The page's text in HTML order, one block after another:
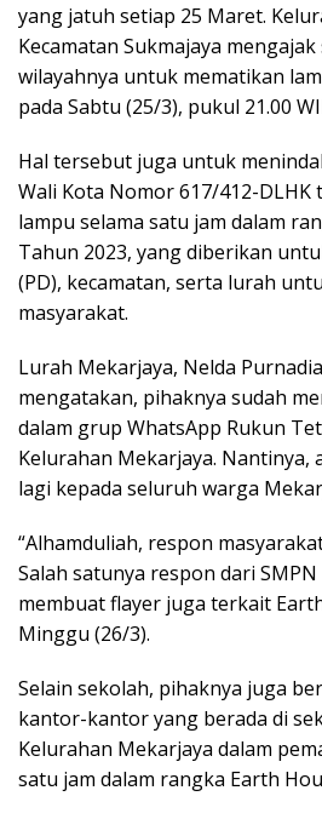
yang jatuh setiap 25 Maret.
Kecamatan Sukmajaya
wilayahnya untuk mematikan
pada Sabtu (25/3), pukul 21.00
Hal tersebut juga untuk
Wali Kota Nomor 617/412-DLHK
lampu selama satu jam dalam
Tahun 2023, yang diberikan
(PD), kecamatan, serta lurah
masyarakat.
Lurah Mekarjaya, Nelda
mengatakan, pihaknya sudah
dalam grup WhatsApp Rukun
Kelurahan Mekarjaya. Nantinya,
lagi kepada seluruh warga
“Alhamduliah, respon
Salah satunya respon dari
membuat flayer juga terkait
Minggu (26/3).
Selain sekolah, pihaknya juga
kantor-kantor yang berada di
Kelurahan Mekarjaya dalam
satu jam dalam rangka Earth